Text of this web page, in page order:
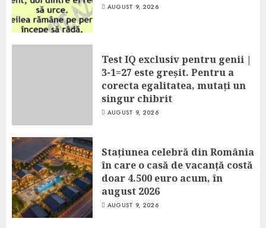
AUGUST 9, 2026
Test IQ exclusiv pentru genii |
3-1=27 este greșit. Pentru a
corecta egalitatea, mutați un
singur chibrit
AUGUST 9, 2026
Stațiunea celebră din România
în care o casă de vacanță costă
doar 4.500 euro acum, în
august 2026
AUGUST 9, 2026